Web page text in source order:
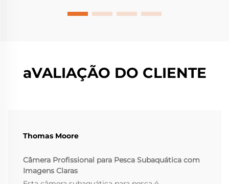
aVALIAÇÃO DO CLIENTE
Thomas Moore
Câmera Profissional para Pesca Subaquática com
Imagens Claras